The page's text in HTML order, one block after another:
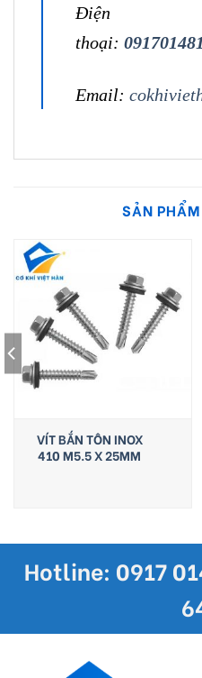
Điện
thoại:
Email:
SẢN
VÍT BẮN TÔN INOX
410 M5.5 X 25MM
Hotline: 0917